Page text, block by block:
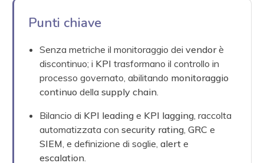
Punti chiave
Senza metriche il monitoraggio deivendorè
discontinuo; i KPI trasformano il controllo in
processo governato, abilitando monitoraggio
continuo dellasupply chain
Bilancio di KPI leading e KPI lagging , raccolta
automatizzata consecurity rating ,GRC e
SIEM , e definizione di soglie,alert e
escalation